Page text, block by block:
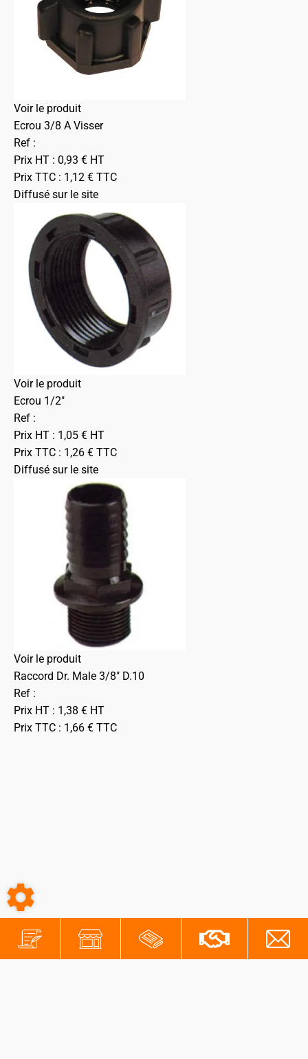
Voir le produit
Ecrou 3/8 A Visser
Ref :
Prix HT : 0,93 € HT
Prix TTC : 1,12 € TTC
Diffusé sur le site
Voir le produit
Ecrou 1/2"
Ref :
Prix HT : 1,05 € HT
Prix TTC : 1,26 € TTC
Diffusé sur le site
Voir le produit
Raccord Dr. Male 3/8" D.10
Ref :
Prix HT : 1,38 € HT
Prix TTC : 1,66 € TTC